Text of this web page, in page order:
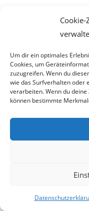
Um dir ein optimales
Cookies, um
zuzugreifen. Wenn du
wie das Surfverhalten oder
verarbeiten. Wenn du
können bestimmte
2015-03-27
27. März 2015
Wer ist nun